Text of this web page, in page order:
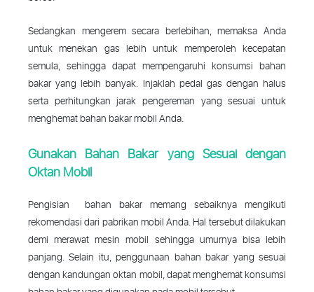
Sedangkan mengerem secara berlebihan, memaksa Anda
untuk menekan gas lebih untuk memperoleh kecepatan
semula, sehingga dapat mempengaruhi konsumsi bahan
bakar yang lebih banyak. Injaklah pedal gas dengan halus
serta perhitungkan jarak pengereman yang sesuai untuk
menghemat bahan bakar mobil Anda.
Gunakan Bahan Bakar yangSesuaidengan
Oktan Mobil
Pengisian bahan bakar memang sebaiknya mengikuti
rekomendasi dari pabrikan mobil Anda. Hal tersebut dilakukan
demi merawat mesin mobil sehingga umurnya bisa lebih
panjang. Selain itu, penggunaan bahan bakar yang sesuai
dengan kandungan oktan mobil, dapat menghemat konsumsi